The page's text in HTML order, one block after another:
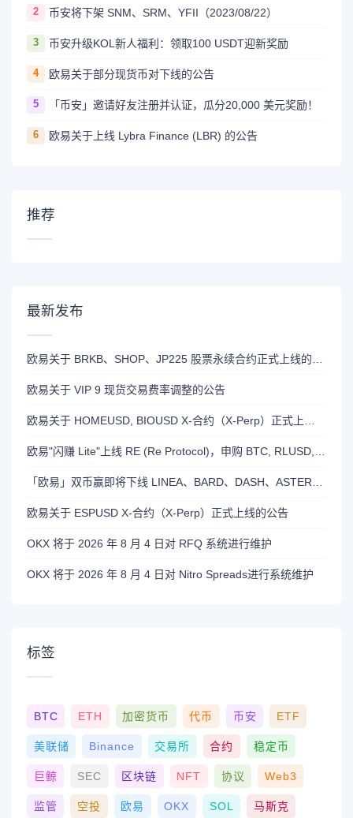
2 币安将下架 SNM、SRM、YFII（2023/08/22）
3 币安升级KOL新人福利：领取100 USDT迎新奖励
4 欧易关于部分现货币对下线的公告
5 「币安」邀请好友注册并认证，瓜分20,000 美元奖励！
6 欧易关于上线 Lybra Finance (LBR) 的公告
推荐
最新发布
欧易关于 VIP 9 现货交易费率调整的公告
欧易关于 ESPUSD X-合约（X-Perp）正式上线的公告
OKX 将于 2026 年 8 月 4 日对 RFQ 系统进行维护
OKX 将于 2026 年 8 月 4 日对 Nitro Spreads进行系统维护
标签
BTC ETH 加密货币 代币 币安 ETF
美联储 Binance 交易所 合约 稳定币
巨鲸 SEC 区块链 NFT 协议 Web3
监管 空投 欧易 OKX SOL 马斯克